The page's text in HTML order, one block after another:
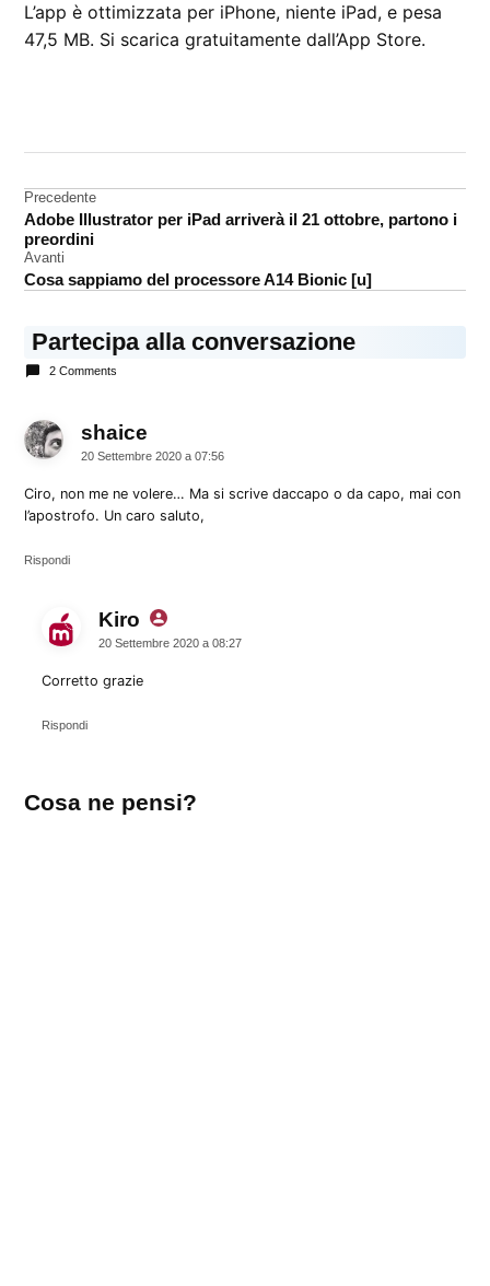
L’app è ottimizzata per iPhone, niente iPad, e pesa
47,5 MB. Si scarica gratuitamente dall’App Store.
Navigazione
articoli
Precedente
Adobe Illustrator per iPad arriverà il 21 ottobre, partono i
preordini
Avanti
Cosa sappiamo del processore A14 Bionic [u]
Partecipa alla conversazione
2 Comments
shaice
20 Settembre 2020 a 07:56
Ciro, non me ne volere… Ma si scrive daccapo o da capo, mai con
l’apostrofo. Un caro saluto,
Rispondi
Kiro dice:
20 Settembre 2020 a 08:27
Corretto grazie
Rispondi
un
Cosa ne pensi?